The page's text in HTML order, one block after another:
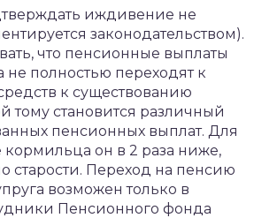
иждивение не
законодательством).
что пенсионные выплаты
не полностью переходят к
к существованию
тому становится различный
пенсионных выплат. Для
кормильца он в 2 раза ниже,
старости. Переход на пенсию
возможен только в
Пенсионного фонда